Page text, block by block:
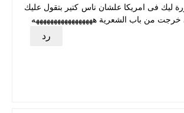
ليك فى امريكا علشان ناس كتير بتقول عليك
من باب الشعرية هههههههههههههههههه
رد